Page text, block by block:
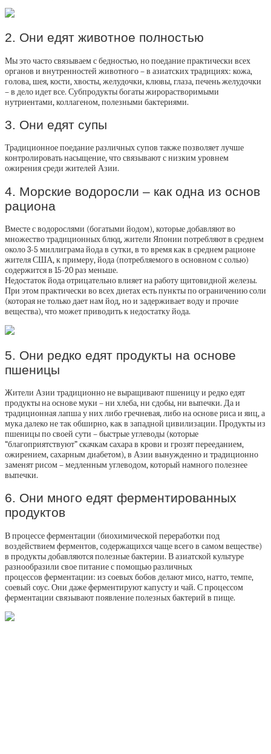
2. Они едят животное полностью
Мы это часто связываем с бедностью, но поедание практически всех
органов и внутренностей животного – в азиатских традициях: кожа,
голова, шея, кости, хвосты, желудочки, клювы, глаза, печень желудочки
– в дело идет все. Субпродукты богаты жирорастворимыми
нутриентами, коллагеном, полезными бактериями.
3. Они едят супы
Традиционное поедание различных супов также позволяет лучше
контролировать насыщение, что связывают с низким уровнем
ожирения среди жителей Азии.
4. Морские водоросли – как одна из основ
рациона
Вместе с водорослями (богатыми йодом), которые добавляют во
множество традиционных блюд, жители Японии потребляют в среднем
около 3-5 миллиграма йода в сутки, в то время как в среднем рационе
жителя США, к примеру, йода (потребляемого в основном с солью)
содержится в 15-20 раз меньше.
Недостаток йода отрицательно влияет на работу щитовидной железы.
При этом практически во всех диетах есть пункты по ограничению соли
(которая не только дает нам йод, но и задерживает воду и прочие
вещества), что может приводить к недостатку йода.
5. Они редко едят продукты на основе
пшеницы
Жители Азии традиционно не выращивают пшеницу и редко едят
продукты на основе муки – ни хлеба, ни сдобы, ни выпечки. Да и
традиционная лапша у них либо гречневая, либо на основе риса и яиц, а
мука далеко не так обширно, как в западной цивилизации. Продукты из
пшеницы по своей сути – быстрые углеводы (которые
“благоприятствуют” скачкам сахара в крови и грозят перееданием,
ожирением, сахарным диабетом), в Азии вынужденно и традиционно
заменят рисом – медленным углеводом, который намного полезнее
выпечки.
6. Они много едят ферментированных
продуктов
В процессе ферментации (биохимической переработки под
воздействием ферментов, содержащихся чаще всего в самом веществе)
в продукты добавляются полезные бактерии. В азиатской культуре
разнообразили свое питание с помощью различных
процессов ферментации: из соевых бобов делают мисо, натто, темпе,
соевый соус. Они даже ферментируют капусту и чай. С процессом
ферментации связывают появление полезных бактерий в пище.